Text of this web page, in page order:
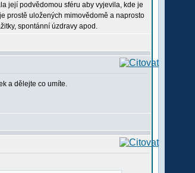
její podvědomou sféru aby vyjevila, kde je
prostě uložených mimovědomě a naprosto
spontánní úzdravy apod.
a dělejte co umíte.